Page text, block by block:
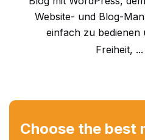
Website- und Blog-
einfach zu bedienen
Freiheit, ...
Choose the best